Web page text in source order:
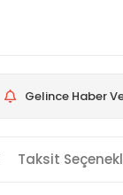
Gelince Haber
Taksit